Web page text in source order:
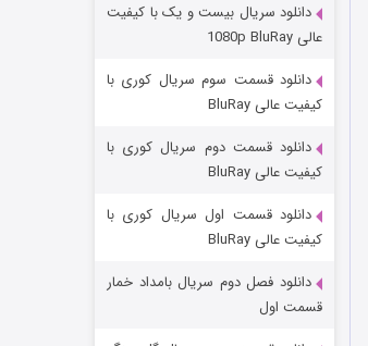
مردگان متحرک: شهر مرده ۳
شکست استوارت در نجات جهان
دانلود سریال بیست و یک با کیفیت
عالی 1080p BluRay
دانلود قسمت سوم سریال کوری با
کیفیت عالی BluRay
دانلود قسمت دوم سریال کوری با
کیفیت عالی BluRay
دانلود قسمت اول سریال کوری با
کیفیت عالی BluRay
دانلود فصل دوم سریال بامداد خمار
قسمت اول